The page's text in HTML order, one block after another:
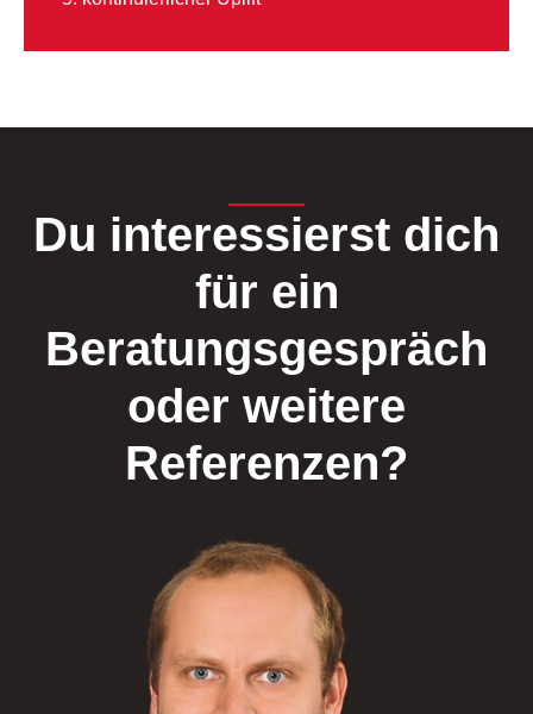
Du interessierst dich
für ein
Beratungsgespräch
oder weitere
Referenzen?